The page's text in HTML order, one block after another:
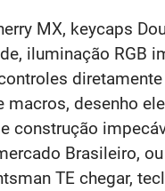
MX, keycaps
iluminação RGB
macros, desenho
construção
Brasileiro,
TE chegar,